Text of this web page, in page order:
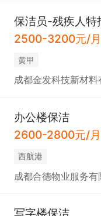
保洁员-残疾人特
2500-3200元/月
黄甲
成都金发科技新材料
办公楼保洁
2600-2800元/月
西航港
成都合德物业服务有
写字楼保洁